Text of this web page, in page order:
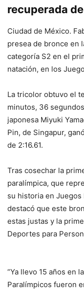
recuperada de
Ciudad de México.
presea de bronce en
categoría S2 en el
natación, en los
La tricolor obtuvo el
minutos, 36
japonesa Miyuki
Pin, de Singapur,
de 2:16.61.
Tras cosechar la
paralímpica, que
su historia en Juegos
destacó que este
estas justas y la
Deportes para
“Ya llevo 15 años en
Paralímpicos fueron